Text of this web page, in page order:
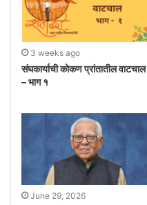
3 weeks ago
संघकार्याची कोकण प्रांतातील वाटचाल
– भाग १
June 29, 2026